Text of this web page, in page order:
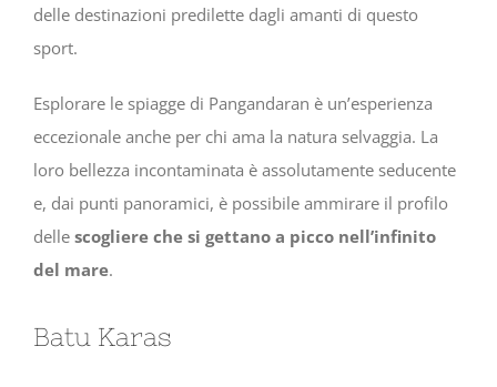
delle destinazioni predilette dagli amanti di questo
sport.
Esplorare le spiagge di Pangandaran è un’esperienza
eccezionale anche per chi ama la natura selvaggia. La
loro bellezza incontaminata è assolutamente seducente
e, dai punti panoramici, è possibile ammirare il profilo
delle scogliere che si gettano a picco nell’infinito
del mare.
Batu Karas